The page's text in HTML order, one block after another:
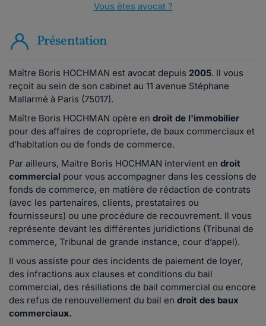
Vous êtes avocat ?
Présentation
Maître Boris HOCHMAN est avocat depuis 2005. Il vous
reçoit au sein de son cabinet au 11 avenue Stéphane
Mallarmé à Paris (75017).
Maître Boris HOCHMAN opère en droit de l'immobilier
pour des affaires de copropriete, de baux commerciaux et
d’habitation ou de fonds de commerce.
Par ailleurs, Maitre Boris HOCHMAN intervient en droit
commercial pour vous accompagner dans les cessions de
fonds de commerce, en matière de rédaction de contrats
(avec les partenaires, clients, prestataires ou
fournisseurs) ou une procédure de recouvrement. Il vous
représente devant les différentes juridictions (Tribunal de
commerce, Tribunal de grande instance, cour d’appel).
Il vous assiste pour des incidents de paiement de loyer,
des infractions aux clauses et conditions du bail
commercial, des résiliations de bail commercial ou encore
des refus de renouvellement du bail en droit des baux
commerciaux.